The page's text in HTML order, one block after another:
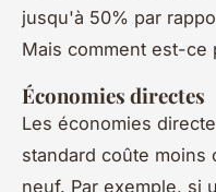
jusqu'à 50% par
Mais comment est-ce
Économies directes
Les économies
standard coûte
neuf. Par exemple, si